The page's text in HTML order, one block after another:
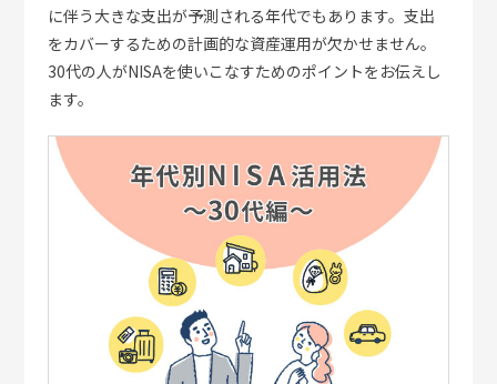
に伴う大きな支出が予測される年代でもあります。支出
をカバーするための計画的な資産運用が欠かせません。
30代の人がNISAを使いこなすためのポイントをお伝えし
ます。